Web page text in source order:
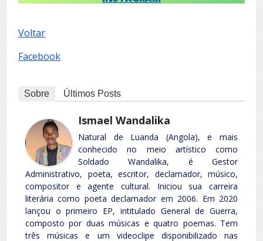
Voltar
Facebook
Sobre Últimos Posts
Ismael Wandalika
Natural de Luanda (Angola), e mais
conhecido no meio artístico como
Soldado Wandalika, é Gestor
Administrativo, poeta, escritor, declamador, músico,
compositor e agente cultural. Iniciou sua carreira
literária como poeta declamador em 2006. Em 2020
lançou o primeiro EP, intitulado General de Guerra,
composto por duas músicas e quatro poemas. Tem
três músicas e um videoclipe disponibilizado nas